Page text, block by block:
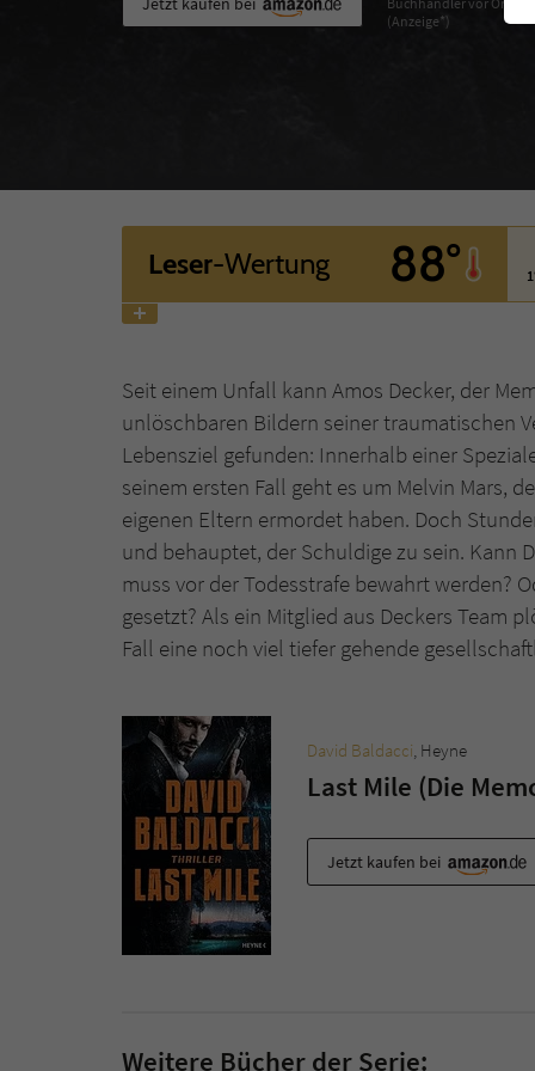
(Anzeige*)
Leser-Wertung 88°
Seit einem Unfall kann Amos Decker, der
unlöschbaren Bildern seiner traumatischen
Lebensziel gefunden: Innerhalb einer
seinem ersten Fall geht es um Melvin Mars,
eigenen Eltern ermordet haben. Doch
und behauptet, der Schuldige zu sein. Kann
muss vor der Todesstrafe bewahrt werden?
gesetzt? Als ein Mitglied aus Deckers Team
Fall eine noch viel tiefer gehende
David Baldacci, Heyne
Last Mile (Die
Jetzt kaufen bei
Weitere Bücher der Serie: